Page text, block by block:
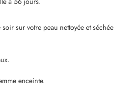
sur votre peau nettoyée et séchée
enceinte.